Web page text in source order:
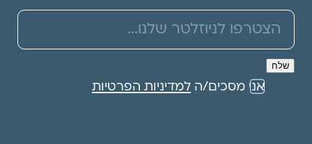
אני מסכים/הלמדיניות הפרטיות